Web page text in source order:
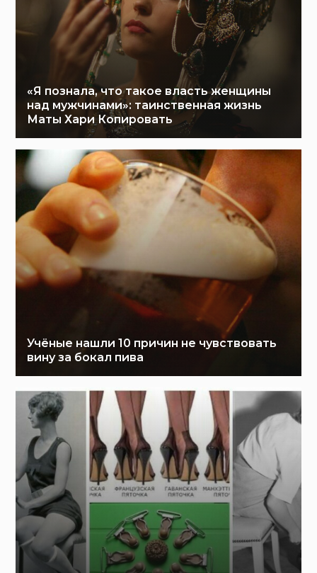
«Я познала, что такое власть женщины
над мужчинами»: таинственная жизнь
Маты Хари Копировать
Учёные нашли 10 причин не чувствовать
вину за бокал пива